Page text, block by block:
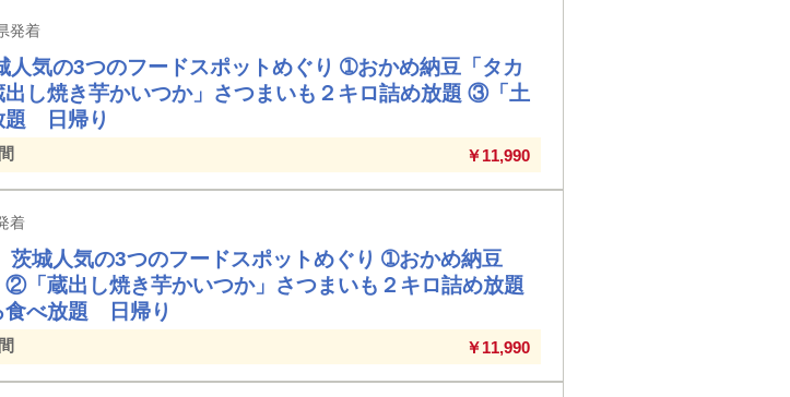
発着
人気の3つのフードスポットめぐり ➀おかめ納豆「タカ
し焼き芋かいつか」さつまいも２キロ詰め放題 ③「土
題 日帰り
￥11,990
着
茨城人気の3つのフードスポットめぐり ➀おかめ納豆
「蔵出し焼き芋かいつか」さつまいも２キロ詰め放題
食べ放題 日帰り
￥11,990